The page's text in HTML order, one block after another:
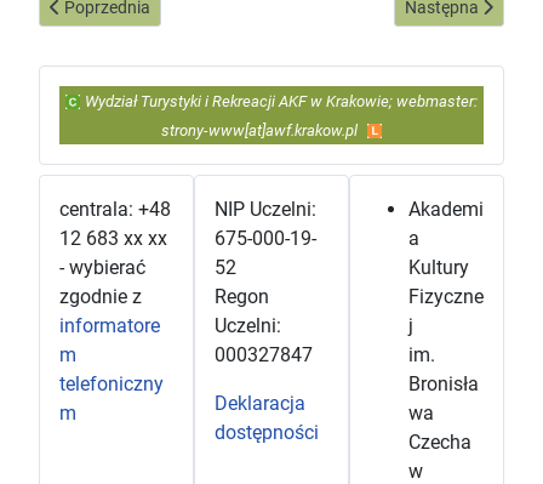
Poprzednia strona: Studenci kierunku Zarządzanie Rekreacją i
Poprzednia Następna strona:
Następna
Wydział Turystyki i Rekreacji AKF w Krakowie; webmaster:
strony-www[at]awf.krakow.pl
centrala: +48
12 683 xx xx
- wybierać
zgodnie z
informatore
m
telefoniczny
m
NIP Uczelni:
675-000-19-
52
Regon
Uczelni:
000327847
Deklaracja
dostępności
Akademi
a
Kultury
Fizyczne
j
im.
Bronisła
wa
Czecha
w